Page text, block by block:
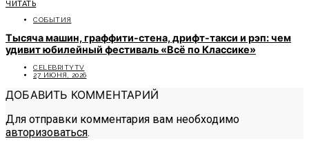
ЧИТАТЬ
СОБЫТИЯ
Тысяча машин, граффити-стена, дрифт-такси и рэп: чем
удивит юбилейный фестиваль «Всё по Классике»
CELEBRITYTV
27 ИЮНЯ, 2026
ДОБАВИТЬ КОММЕНТАРИЙ
Для отправки комментария вам необходимо
авторизоваться.